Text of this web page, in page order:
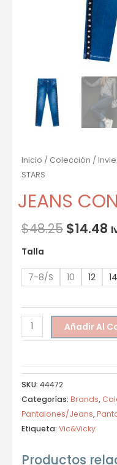
Inicio / Colección /
STARS
JEANS
$48.25 $14.48
Talla
7-8/S 10 12 14
Añadir Al
SKU: 44472
Categorías: Brands,
Pantalones/Jeans,
Etiqueta: Vic&Vicky
Productos